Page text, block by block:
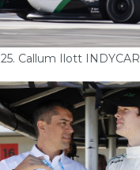
25. Callum Ilott INDYCAR